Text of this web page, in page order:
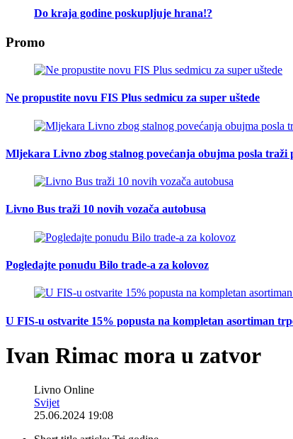
Do kraja godine poskupljuje hrana!?
Promo
Ne propustite novu FIS Plus sedmicu za super uštede
Mljekara Livno zbog stalnog povećanja obujma posla traži
Livno Bus traži 10 novih vozača autobusa
Pogledajte ponudu Bilo trade-a za kolovoz
U FIS-u ostvarite 15% popusta na kompletan asortiman
Ivan Rimac mora u zatvor
Livno Online
Svijet
25.06.2024 19:08